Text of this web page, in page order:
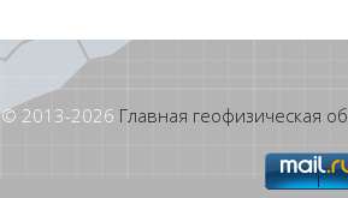
© 2013-2026 Главная геофизическая